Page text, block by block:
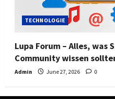
TECHNOLOGIE
Lupa Forum – Alles, was
Community wissen
Admin June 27, 2026 0